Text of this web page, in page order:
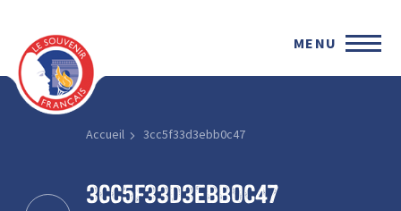
MENU
Accueil 3cc5f33d3ebb0c47
3cc5f33d3ebb0c47